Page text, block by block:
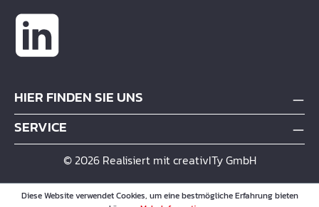
HIER FINDEN SIE UNS
SERVICE
© 2026 Realisiert mit creativITy GmbH
Diese Website verwendet Cookies, um eine bestmögliche Erfahrung bieten